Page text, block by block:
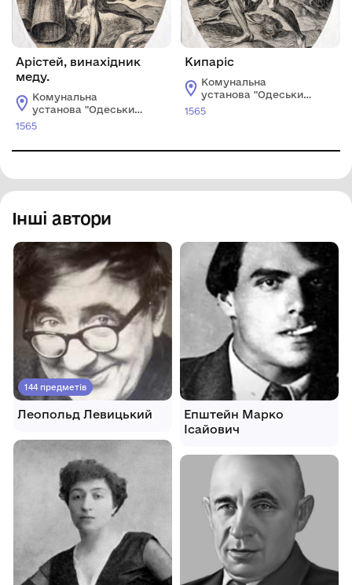
Арістей, винахідник
меду.
Комунальна
установа "Одеський
музей західного і
1565
Кипаріс
Комунальна
установа "Одеський
музей західного і
1565
Інші автори
144 предметів
Леопольд Левицький
Епштейн Марко
Ісайович